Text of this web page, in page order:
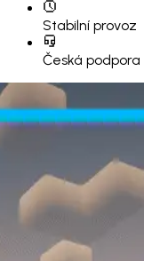
Stabilní provoz
Česká podpora